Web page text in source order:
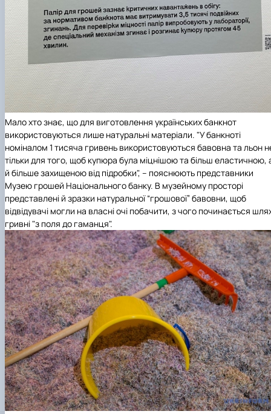
Мало хто знає, що для виготовлення українських банкнот
використовуються лише натуральні матеріали. "У банкноті
номіналом 1 тисяча гривень використовуються бавовна та льон
тільки для того, щоб купюра була міцнішою та більш еластичною,
й більше захищеною від підробки", – пояснюють представники
Музею грошей Національного банку. В музейному просторі
представлені й зразки натуральної “грошової” бавовни, щоб
відвідувачі могли на власні очі побачити, з чого починається
гривні "з поля до гаманця".